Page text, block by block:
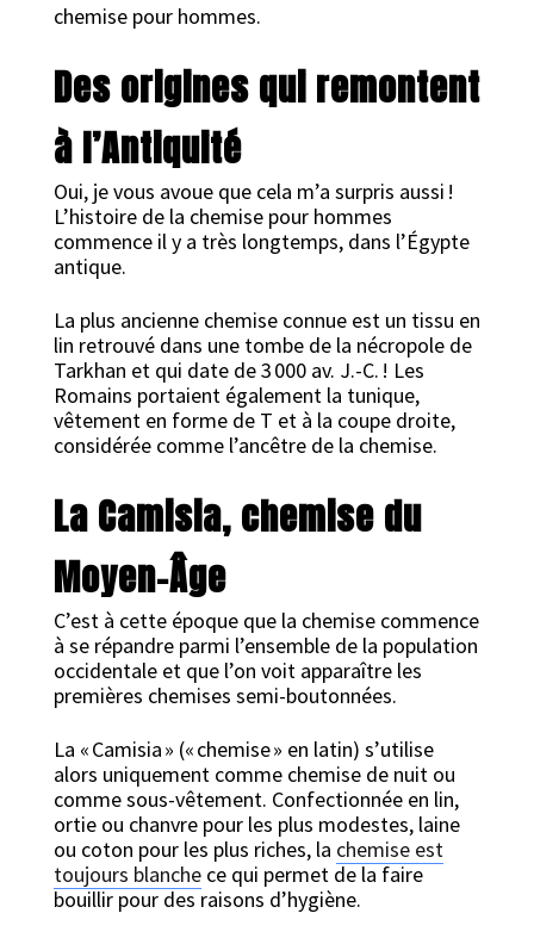
chemise pour hommes.
Des origines qui remontent
à l’Antiquité
Oui, je vous avoue que cela m’a surpris aussi !
L’histoire de la chemise pour hommes
commence il y a très longtemps, dans l’Égypte
antique.
La plus ancienne chemise connue est un tissu en
lin retrouvé dans une tombe de la nécropole de
Tarkhan et qui date de 3 000 av. J.-C. ! Les
Romains portaient également la tunique,
vêtement en forme de T et à la coupe droite,
considérée comme l’ancêtre de la chemise.
La Camisia, chemise du
Moyen-Âge
C’est à cette époque que la chemise commence
à se répandre parmi l’ensemble de la population
occidentale et que l’on voit apparaître les
premières chemises semi-boutonnées.
La « Camisia » (« chemise » en latin) s’utilise
alors uniquement comme chemise de nuit ou
comme sous-vêtement. Confectionnée en lin,
ortie ou chanvre pour les plus modestes, laine
ou coton pour les plus riches, la chemise est
toujours blanchece qui permet de la faire
bouillir pour des raisons d’hygiène.